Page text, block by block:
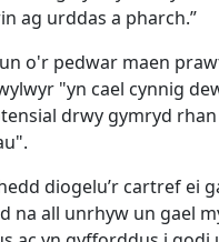
ag urddas a pharch.”
o'r pedwar maen
"yn cael cynnig
drwy gymryd
diogelu’r cartref ei
na all unrhyw un gael